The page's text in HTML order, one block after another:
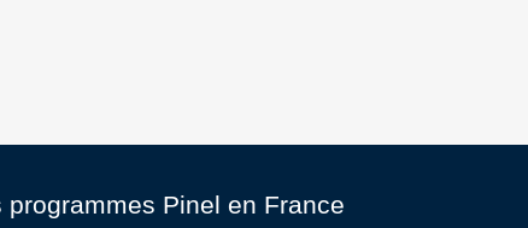
programmes Pinel en France